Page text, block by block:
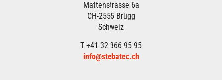
Mattenstrasse 6a
CH-2555 Brügg
Schweiz
T +41 32 366 95 95
info@stebatec.ch